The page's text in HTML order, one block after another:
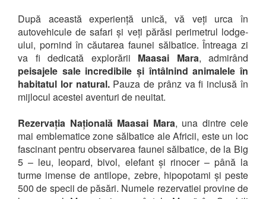
După această experiență unică, vă veți urca în
autovehicule de safari și veți părăsi perimetrul lodge-
ului, pornind în căutarea faunei sălbatice. Întreaga zi
va fi dedicată explorării Maasai Mara, admirând
peisajele sale incredibile și întâlnind animalele în
habitatul lor natural.Pauza de prânz va fi inclusă în
mijlocul acestei aventuri de neuitat.
Rezervația Națională Maasai Mara, una dintre cele
mai emblematice zone sălbatice ale Africii, este un loc
fascinant pentru observarea faunei sălbatice, de la Big
5 – leu, leopard, bivol, elefant și rinocer – până la
turme imense de antilope, zebre, hipopotami și peste
500 de specii de păsări. Numele rezervatiei provine de